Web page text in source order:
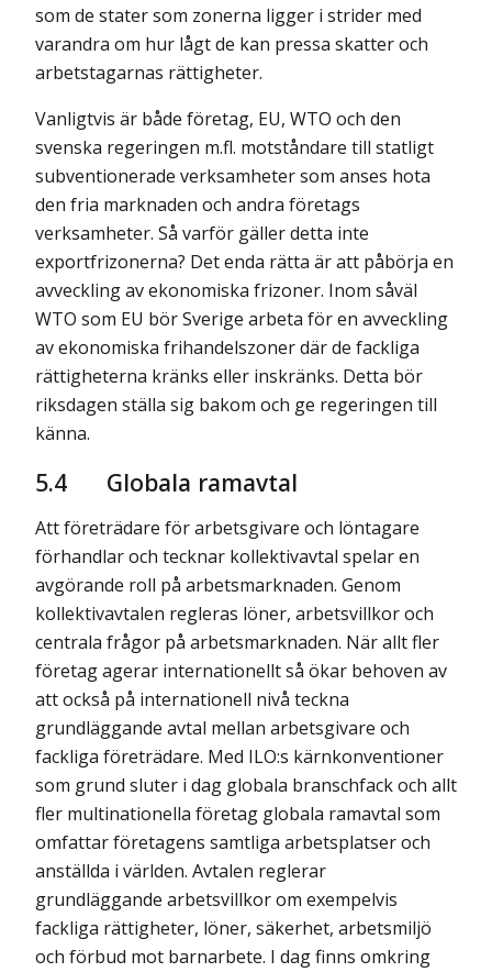
som de stater som zonerna ligger i strider med
varandra om hur lågt de kan pressa skatter och
arbetstagarnas rättigheter.
Vanligtvis är både företag, EU, WTO och den
svenska regeringen m.fl. motståndare till statligt
subventionerade verksamheter som anses hota
den fria marknaden och andra företags
verksamheter. Så varför gäller detta inte
exportfrizonerna? Det enda rätta är att påbörja en
avveckling av ekonomiska frizoner. Inom såväl
WTO som EU bör Sverige arbeta för en avveckling
av ekonomiska frihandelszoner där de fackliga
rättigheterna kränks eller inskränks. Detta bör
riksdagen ställa sig bakom och ge regeringen till
känna.
5.4 Globala ramavtal
Att företrädare för arbetsgivare och löntagare
förhandlar och tecknar kollektivavtal spelar en
avgörande roll på arbetsmarknaden. Genom
kollektivavtalen regleras löner, arbetsvillkor och
centrala frågor på arbetsmarknaden. När allt fler
företag agerar internationellt så ökar behoven av
att också på internationell nivå teckna
grundläggande avtal mellan arbetsgivare och
fackliga företrädare. Med ILO:s kärnkonventioner
som grund sluter i dag globala branschfack och allt
fler multinationella företag globala ramavtal som
omfattar företagens samtliga arbetsplatser och
anställda i världen. Avtalen reglerar
grundläggande arbetsvillkor om exempelvis
fackliga rättigheter, löner, säkerhet, arbetsmiljö
och förbud mot barnarbete. I dag finns omkring